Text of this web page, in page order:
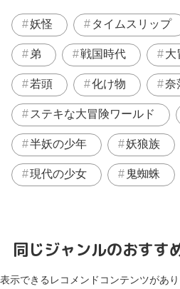
妖怪 タイムスリップ
弟 戦国時代 大
若頭 化け物 奈
ステキな大冒険ワールド
半妖の少年 妖狼族
現代の少女 鬼蜘蛛
同じジャンルのおすす
表示できるレコメンドコンテンツがあ